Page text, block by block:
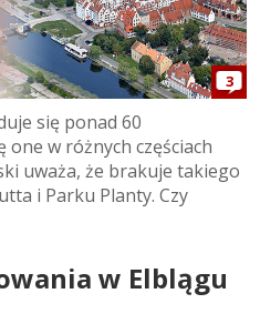
3
się ponad 60
w różnych częściach
uważa, że brakuje takiego
i Parku Planty. Czy
w Elblągu